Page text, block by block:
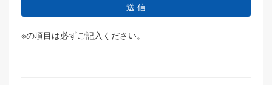
送 信
※の項目は必ずご記入ください。